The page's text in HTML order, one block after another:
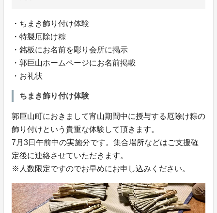
・ちまき飾り付け体験
・特製厄除け粽
・銘板にお名前を彫り会所に掲示
・郭巨山ホームページにお名前掲載
・お礼状
ちまき飾り付け体験
郭巨山町におきまして宵山期間中に授与する厄除け粽の
飾り付けという貴重な体験して頂きます。
7月3日午前中の実施分です。集合場所などはご支援確
定後に連絡させていただきます。
※人数限定ですのでお早めにお申し込みください。